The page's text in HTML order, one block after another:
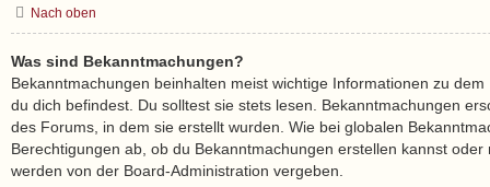
Nach oben
Was sind Bekanntmachungen?
Bekanntmachungen beinhalten meist wichtige Informationen zu
du dich befindest. Du solltest sie stets lesen. Bekanntmachungen
des Forums, in dem sie erstellt wurden. Wie bei globalen
Berechtigungen ab, ob du Bekanntmachungen erstellen kannst
werden von der Board-Administration vergeben.